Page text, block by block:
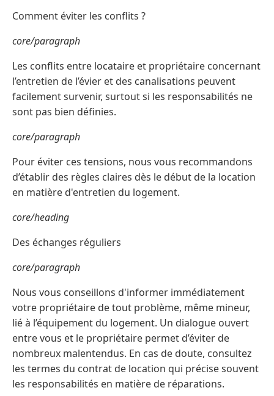
Comment éviter les conflits ?
core/paragraph
Les conflits entre locataire et propriétaire concernant
l’entretien de l’évier et des canalisations peuvent
facilement survenir, surtout si les responsabilités ne
sont pas bien définies.
core/paragraph
Pour éviter ces tensions, nous vous recommandons
d’établir des règles claires dès le début de la location
en matière d'entretien du logement.
core/heading
Des échanges réguliers
core/paragraph
Nous vous conseillons d'informer immédiatement
votre propriétaire de tout problème, même mineur,
lié à l’équipement du logement. Un dialogue ouvert
entre vous et le propriétaire permet d’éviter de
nombreux malentendus. En cas de doute, consultez
les termes du contrat de location qui précise souvent
les responsabilités en matière de réparations.